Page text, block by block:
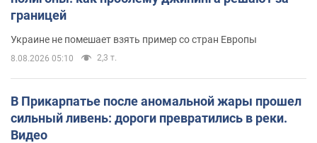
границей
Украине не помешает взять пример со стран Европы
8.08.2026 05:10 2,3 т.
В Прикарпатье после аномальной жары прошел
сильный ливень: дороги превратились в реки.
Видео